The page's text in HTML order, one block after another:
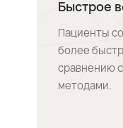
Быстрое
Пациенты
более
сравнению
методами.